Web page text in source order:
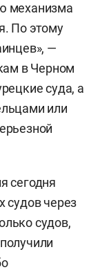
механизма
По этому
—
в Черном
суда, а
или
сегодня
судов через
судов,